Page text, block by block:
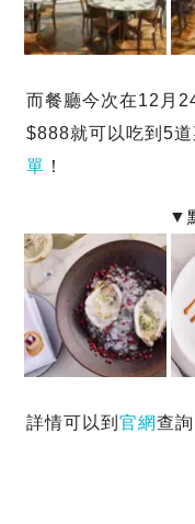
而餐廳今次在12月
$888就可以吃到5
單 ！
詳情可以到 官網查詢